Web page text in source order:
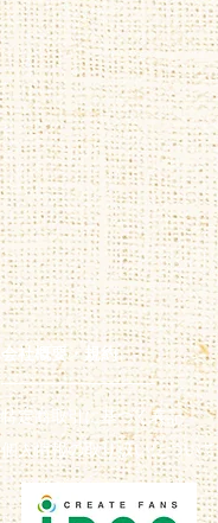
会社概要・規約
─────────────
特定商取引に基づく表記​
個人情報の取り扱いについて